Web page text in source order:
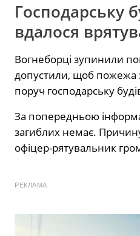
Господарську
вдалося
Вогнеборці зупинили
допустили, щоб
поруч господарську
За попередньою
загиблих немає.
офіцер-рятувальник
РЕКЛАМА